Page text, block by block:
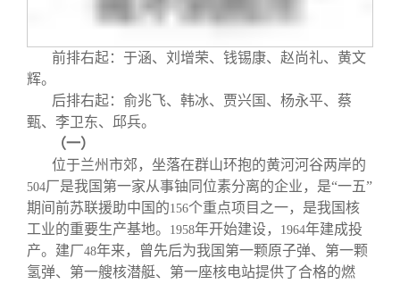
三创大赛
会长致辞
制度法规
联系我们
前排右起：于涵、刘增荣、钱锡康、赵尚礼、黄文
辉。
后排右起：俞兆飞、韩冰、贾兴国、杨永平、蔡
甄、李卫东、邱兵。
（一）
位于兰州市郊，坐落在群山环抱的黄河河谷两岸的
504厂是我国第一家从事铀同位素分离的企业，是“一五”
期间前苏联援助中国的156个重点项目之一，是我国核
工业的重要生产基地。
1958年开始建设， 1964年建成投
产。建厂48年来，曾先后为我国第一颗原子弹、第一颗
氢弹、第一艘核潜艇、第一座核电站提供了合格的燃